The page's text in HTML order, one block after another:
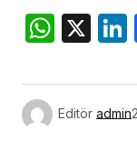
X
Editör admin